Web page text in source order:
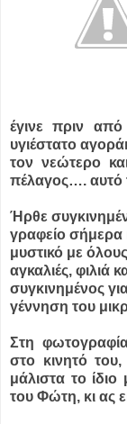
έγινε πριν
υγιέστατο
τον νεώτερο
πέλαγος…. αυτό
Ήρθε
γραφείο σήμερα
μυστικό με
αγκαλιές, φιλιά
συγκινημένος
γέννηση του
Στη
στο κινητό
μάλιστα το
του Φώτη, κι ας